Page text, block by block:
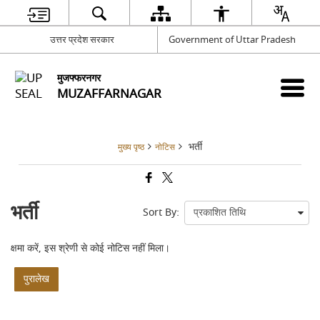
उत्तर प्रदेश सरकार Government of Uttar Pradesh
मुजफ्फरनगर
MUZAFFARNAGAR
मुख्य पृष्ठ नोटिस भर्ती
भर्ती Sort By:
क्षमा करें, इस श्रेणी से कोई नोटिस नहीं मिला।
पुरालेख